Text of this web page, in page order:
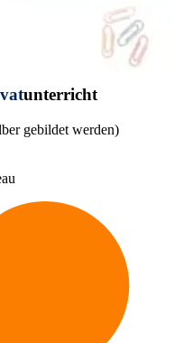
unterricht
gebildet werden)